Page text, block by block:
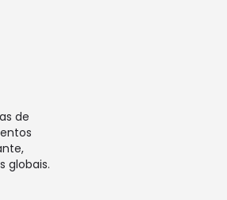
de
globais.